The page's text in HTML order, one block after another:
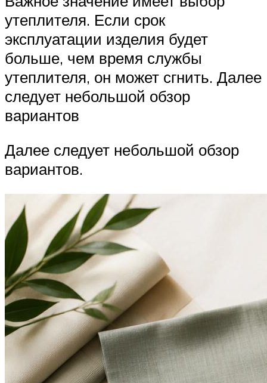
утеплителя. Если срок
эксплуатации изделия будет
больше, чем время службы
утеплителя, он может сгнить. Далее
следует небольшой обзор
вариантов
Далее следует небольшой обзор
вариантов.